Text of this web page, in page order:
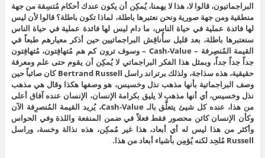
البراجماتيون، قالوا لا، هذا لا يهمنا، يُمكِن أن يكون عندك أحكام مُتسِقة من جهة
منطقية ومن جهة صورية ونحن نعتبرها باطلة، لماذا تكون باطلة؟ قالوا لأن ليس
لها فائدة عملية في حياة الناس، ما دام ليس لها فائدة عملية في حياة الناس
سنعتبرها باطلة، بعد قليل سأُناقِش البراجماتيين حين أذكر معيارهم طبعاً في
القيمة المُنصِرفة – Cash-Value – وسوف ترون كم هم مُتهافِتون، مُتهافِتون
جداً جداً جداً، وبمثل هذا الفكر البراجماتي لا يُمكِن أن يقوم حتى علم ومعرفة
حقيقية، هذه سذاجة، ولذلك برتراند راسل Bertrand Russell كان صائباً حين
وصف البراجماتية بأنها مذهب نذل وخسيس، هو وصفها هكذا وقال هي مذهب
نذل وخسيس، أي أنها مذهب لا يليق بكرامة الإنسان، الإنسان عنده آفاق أعلى
من هذا، عنده كل شيئ يتعلَّق بالـ Cash-Value، يُريد القيمة المُنصرِفة الآن
وكأن الإنسان كائن محصور فقط فعلاً في ضمن المنفعة واللذة وفي الحواس
وأكثر من هذا ليس له أي أبعاد، هذا غير مُمكِن، هذه نذالة وخسة، وراسل
Russell مُلحِد لكنه يُؤمِن بأشياء أبعاد من هذا.